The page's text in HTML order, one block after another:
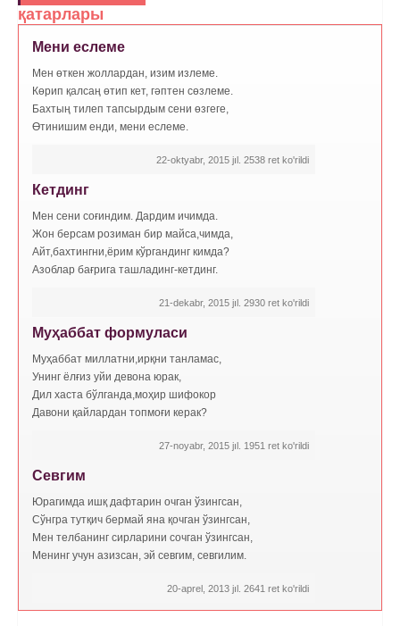
қатарлары
Мени еслеме
Мен өткен жоллардан, изим излеме.
Көрип қалсаң өтип кет, гәптен сөзлеме.
Бахтың тилеп тапсырдым сени өзгеге,
Өтинишим енди, мени еслеме.
22-oktyabr, 2015 jıl. 2538 ret ko'rildi
Кетдинг
Мен сени соғиндим. Дардим ичимда.
Жон берсам розиман бир майса,чимда,
Айт,баxтингни,ёрим кўргандинг кимда?
Азоблар бағрига ташладинг-кетдинг.
21-dekabr, 2015 jıl. 2930 ret ko'rildi
Муҳаббат формуласи
Муҳаббат миллатни,ирқни танламас,
Унинг ёлғиз уйи девона юрак,
Дил xаста бўлганда,моҳир шифокор
Давони қайлардан топмоғи керак?
27-noyabr, 2015 jıl. 1951 ret ko'rildi
Севгим
Юрагимда ишқ дафтарин очган ўзингсан,
Сўнгра тутқич бермай яна қочган ўзингсан,
Мен телбанинг сирларини сочган ўзингсан,
Менинг учун азизсан, эй севгим, севгилим.
20-aprel, 2013 jıl. 2641 ret ko'rildi